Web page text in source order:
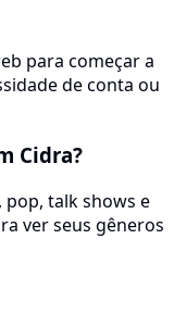
para começar a
de conta ou
Cidra?
pop, talk shows e
ver seus gêneros